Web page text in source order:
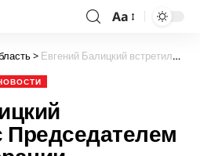
Aa
> Евгений Балицкий встретился с Председателем Совета Федерации Валентиной Матвиенко
Председателем